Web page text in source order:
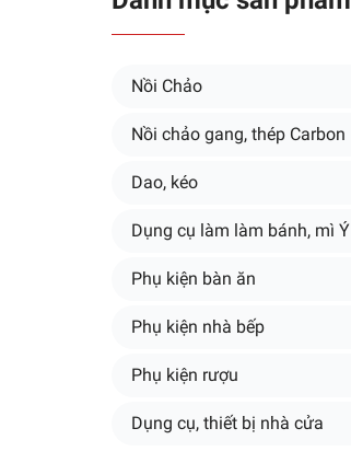
Nồi Chảo
Nồi chảo gang, thép Carbon
Dao, kéo
Dụng cụ làm làm bánh, mì Ý
Phụ kiện bàn ăn
Phụ kiện nhà bếp
Phụ kiện rượu
Dụng cụ, thiết bị nhà cửa